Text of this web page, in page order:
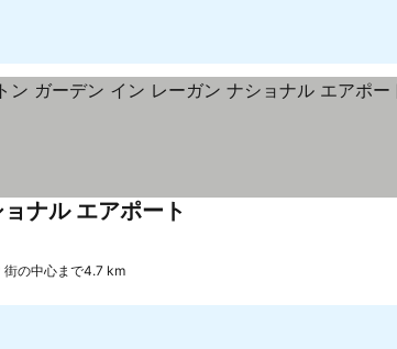
ナル エアポート
街の中心まで4.7 km